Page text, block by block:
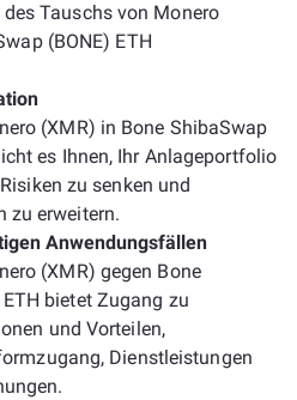
Tauschs von Monero
(BONE) ETH
(XMR) in Bone ShibaSwap
es Ihnen, Ihr Anlageportfolio
zu senken und
zu erweitern.
Anwendungsfällen
(XMR) gegen Bone
bietet Zugang zu
und Vorteilen,
Dienstleistungen